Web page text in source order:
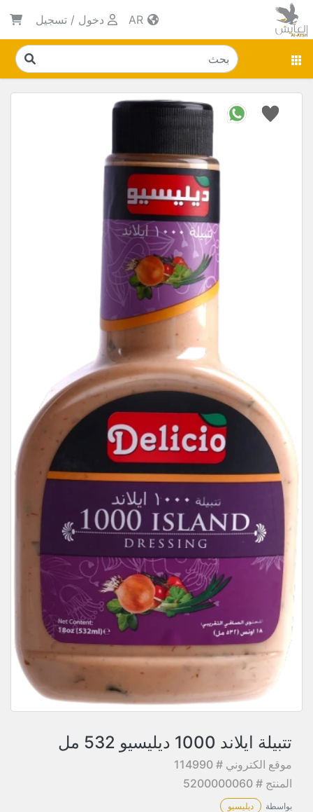
دخول / تسجيل
تتبيلة ايلاند 1000 ديليسيو 532 مل
موقع الكتروني # 114990
المنتج # 5200000060
بواسطة ديليسيو